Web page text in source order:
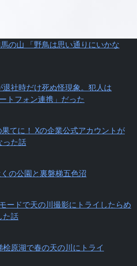
の山 「野鳥は思い通りにいかな
社時だけ死ぬ怪現象。犯人は
トフォン連携」だった
てに！ Xの企業公式アカウントが
った話
の公園と裏磐梯五色沼
ードで天の川撮影にトライしたらめ
た話
原湖で春の天の川にトライ